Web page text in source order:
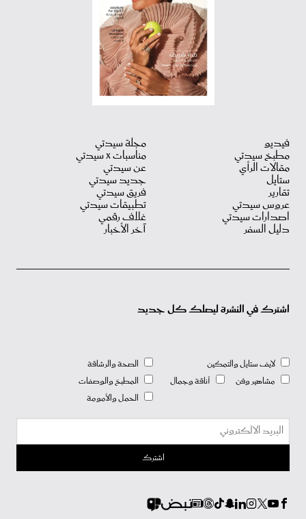
فيديو
مطبخ سيدتي
مقالات الرأي
ستايل
تقارير
عروس سيدتي
اصدارات سيدتي
دليل السفر
مجلة سيدتي
مناسبات X سيدتي
عن سيدتي
جديد سيدتي
فريق سيدتي
تطبيقات سيدتي
غلاف رقمي
آخر الأخبار
اشترك في النشرة ليصلك كل جديد
لايف ستايل والتمكين
مشاهير وفن
أناقة وجمال
الصحة والرشاقة
المطبخ والوصفات
الحمل والأمومة